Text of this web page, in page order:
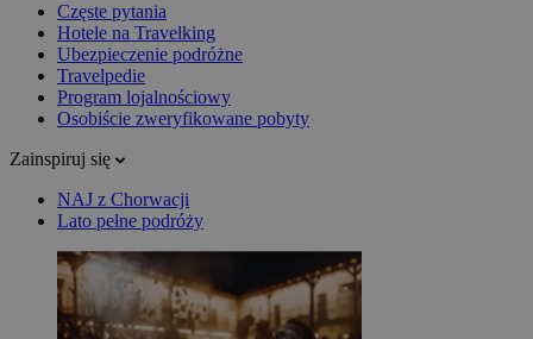
Częste pytania
Hotele na Travelking
Ubezpieczenie podróżne
Travelpedie
Program lojalnościowy
Osobiście zweryfikowane pobyty
Zainspiruj się
NAJ z Chorwacji
Lato pełne podróży